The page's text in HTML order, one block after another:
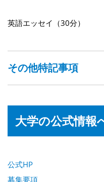
英語エッセイ（30分）
その他特記事項
大学の公式情報
公式HP
募集要項